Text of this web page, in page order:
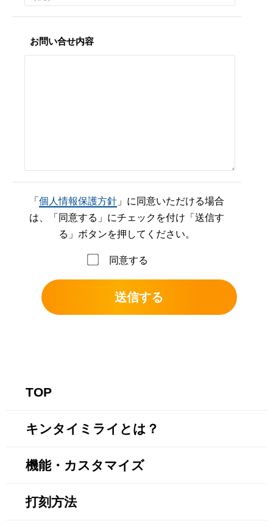
お問い合せ内容
「個人情報保護方針 」に同意いただける場合
は、「同意する」にチェックを付け「送信す
る」ボタンを押してください。
同意する
TOP
キンタイミライとは？
機能・カスタマイズ
打刻方法